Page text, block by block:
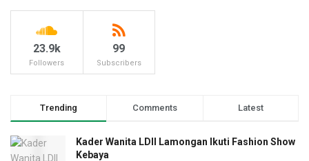
23.9k
Followers
99
Subscribers
Trending Comments Latest
Kader Wanita LDII Lamongan Ikuti Fashion Show
Kebaya